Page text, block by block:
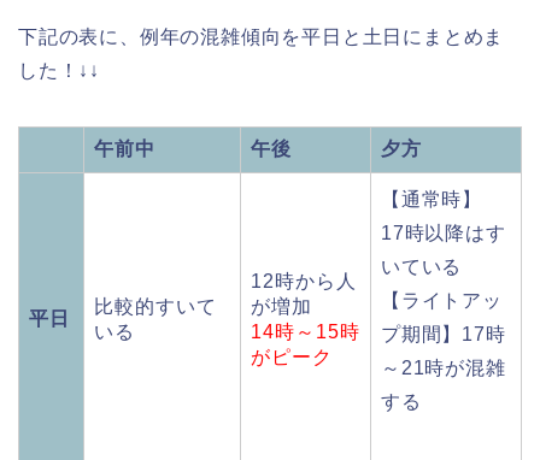
下記の表に、例年の混雑傾向を平日と土日にまとめま
した！↓↓
午前中 午後 夕方
平日
比較的すいて
いる
12時から人
が増加
14時～15時
がピーク
【通常時】
17時以降はす
いている
【ライトアッ
プ期間】17時
～21時が混雑
する